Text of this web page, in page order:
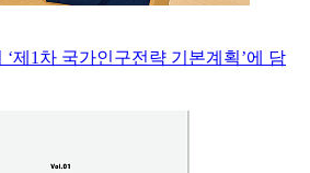
‘제1차 국가인구전략 기본계획’에 담